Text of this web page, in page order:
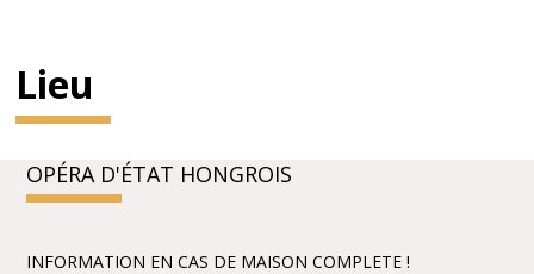
Lieu
OPÉRA D'ÉTAT HONGROIS
INFORMATION EN CAS DE MAISON COMPLETE !